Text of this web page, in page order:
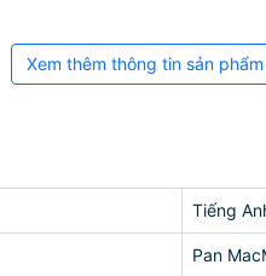
Xem thêm thông tin sản phẩm
Tiếng
Pan